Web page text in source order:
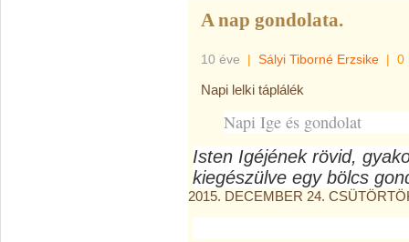
A nap gondolata.
10 éve | Sályi Tiborné Erzsike | 0
Napi lelki táplálék
Napi Ige és gondolat
Isten Igéjének rövid,
kiegészülve egy bölcs
2015. DECEMBER 24.